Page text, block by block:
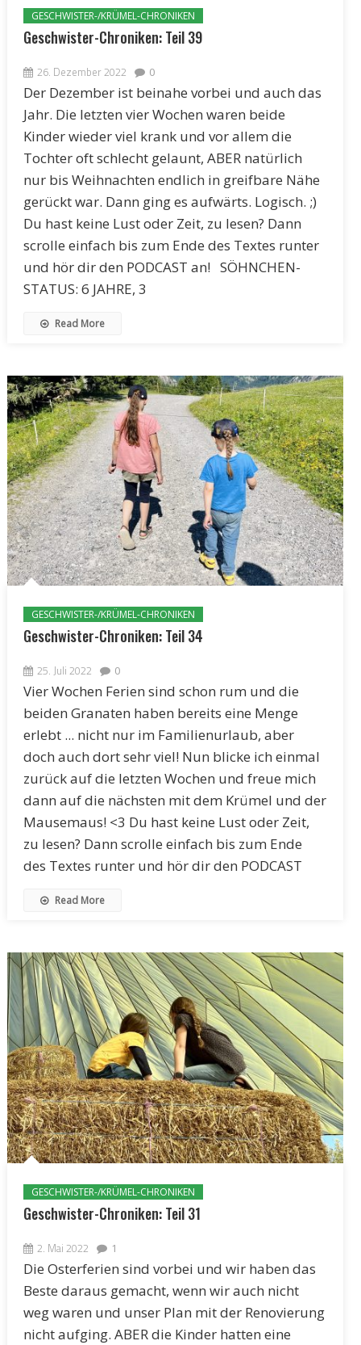
GESCHWISTER-/KRÜMEL-CHRONIKEN
Geschwister-Chroniken: Teil 39
26. Dezember 2022 0
Der Dezember ist beinahe vorbei und auch das
Jahr. Die letzten vier Wochen waren beide
Kinder wieder viel krank und vor allem die
Tochter oft schlecht gelaunt, ABER natürlich
nur bis Weihnachten endlich in greifbare Nähe
gerückt war. Dann ging es aufwärts. Logisch. ;)
Du hast keine Lust oder Zeit, zu lesen? Dann
scrolle einfach bis zum Ende des Textes runter
und hör dir den PODCAST an! SÖHNCHEN-
STATUS: 6 JAHRE, 3
Read More
GESCHWISTER-/KRÜMEL-CHRONIKEN
Geschwister-Chroniken: Teil 34
25. Juli 2022 0
Vier Wochen Ferien sind schon rum und die
beiden Granaten haben bereits eine Menge
erlebt ... nicht nur im Familienurlaub, aber
doch auch dort sehr viel! Nun blicke ich einmal
zurück auf die letzten Wochen und freue mich
dann auf die nächsten mit dem Krümel und der
Mausemaus! <3 Du hast keine Lust oder Zeit,
zu lesen? Dann scrolle einfach bis zum Ende
des Textes runter und hör dir den PODCAST
Read More
GESCHWISTER-/KRÜMEL-CHRONIKEN
Geschwister-Chroniken: Teil 31
2. Mai 2022 1
Die Osterferien sind vorbei und wir haben das
Beste daraus gemacht, wenn wir auch nicht
weg waren und unser Plan mit der Renovierung
nicht aufging. ABER die Kinder hatten eine